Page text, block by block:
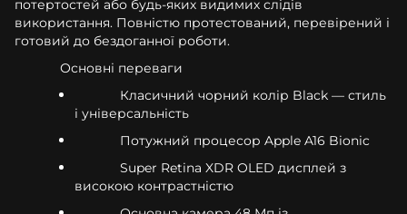
потертостей або будь-яких видимих слідів
використання. Повністю протестований, перевірений і
готовий до бездоганної роботи.
Основні переваги
Класичний чорний колір Black — стиль
і універсальність
Потужний процесор Apple A16 Bionic
Super Retina XDR OLED дисплей з
високою контрастністю